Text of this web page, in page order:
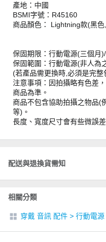
產地：中國
BSMI字號：R45160
商品顏色： Lightning款(黑
保固期限：行動電源(三個月
保固範圍：行動電源(非人為
(若產品需更換時,必須是完整
注意事項：因拍攝略有色差
商品為準。
商品不包含協助拍攝之物品(
等)。
長度、寬度尺寸會有些微誤
配送與退換貨需知
相關分類
穿戴 音訊 配件 > 行動電源